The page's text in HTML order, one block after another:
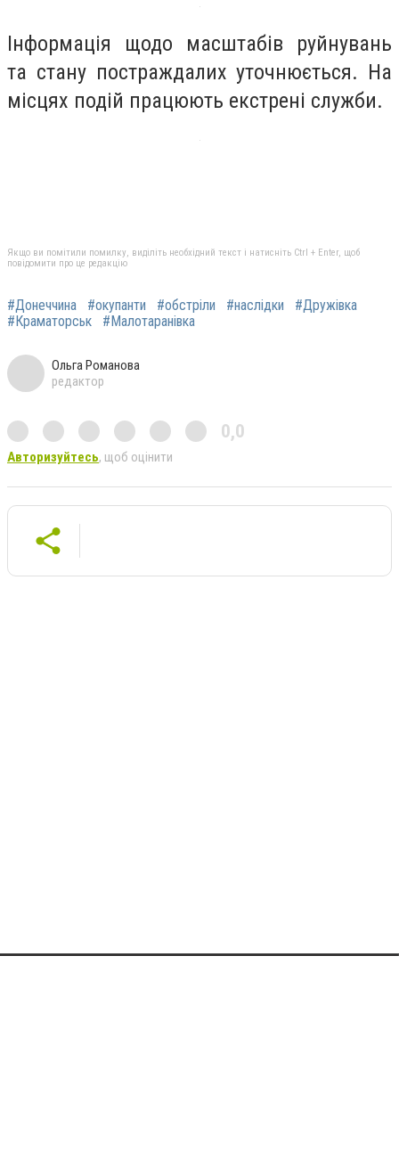
Інформація щодо масштабів руйнувань
та стану постраждалих уточнюється. На
місцях подій працюють екстрені служби.
Якщо ви помітили помилку, виділіть необхідний текст і натисніть Ctrl + Enter, щоб
повідомити про це редакцію
#Донеччина #окупанти #обстріли #наслідки
#Дружівка
#Краматорськ
#Малотаранівка
Ольга Романова
редактор
0,0
Авторизуйтесь, щоб оцінити